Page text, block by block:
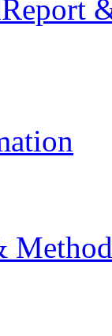
Method